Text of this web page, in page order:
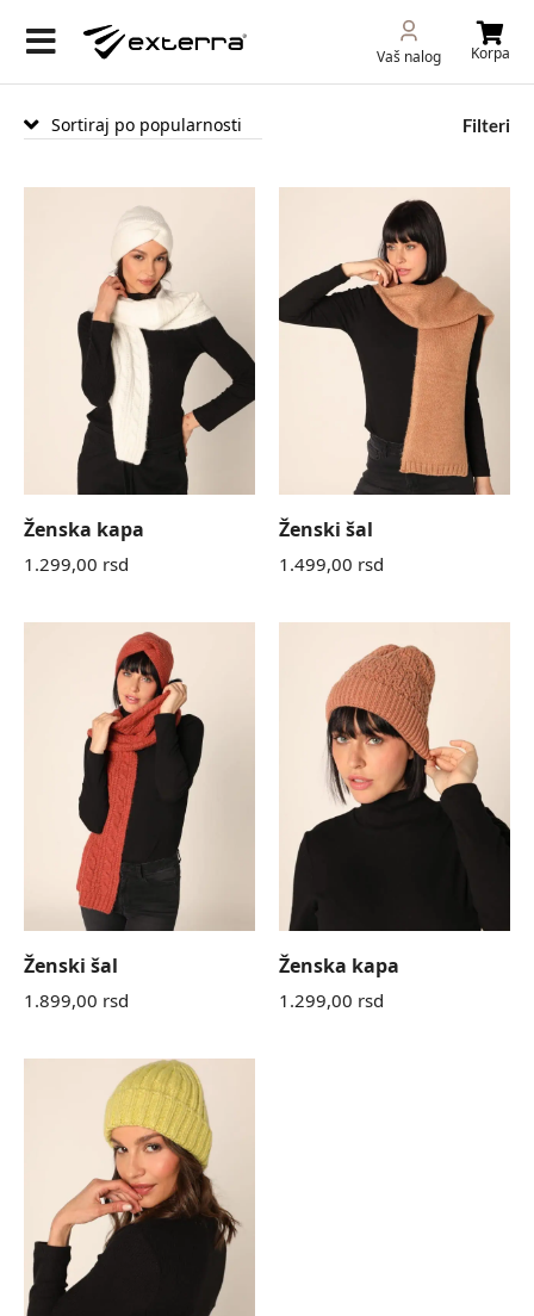
Vaš nalog Korpa
Filteri
Ženska kapa
1.299,00 rsd
Ženski šal
1.499,00 rsd
Ženski šal
1.899,00 rsd
Ženska kapa
1.299,00 rsd